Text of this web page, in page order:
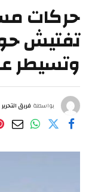
حركات
تفتيش
وتسيطر
بواسطة فريق التحرير